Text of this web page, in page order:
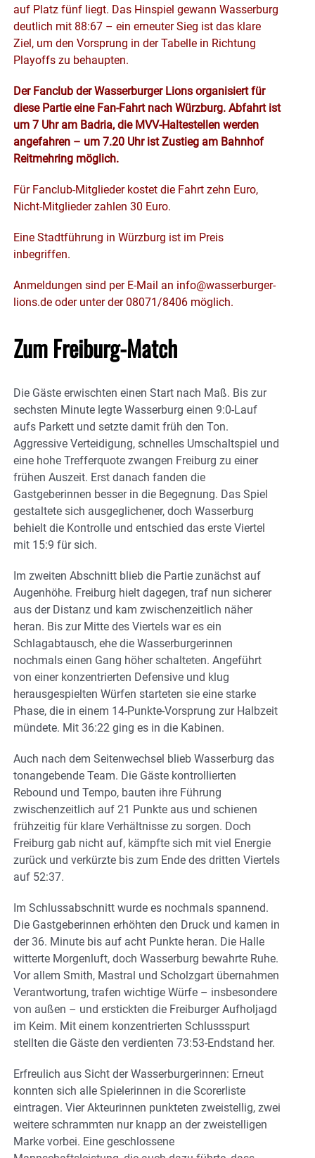
auf Platz fünf liegt. Das Hinspiel gewann Wasserburg
deutlich mit 88:67 – ein erneuter Sieg ist das klare
Ziel, um den Vorsprung in der Tabelle in Richtung
Playoffs zu behaupten.
Der Fanclub der Wasserburger Lions organisiert für
diese Partie eine Fan-Fahrt nach Würzburg. Abfahrt ist
um 7 Uhr am Badria, die MVV-Haltestellen werden
angefahren – um 7.20 Uhr ist Zustieg am Bahnhof
Reitmehring möglich.
Für Fanclub-Mitglieder kostet die Fahrt zehn Euro,
Nicht-Mitglieder zahlen 30 Euro.
Eine Stadtführung in Würzburg ist im Preis
inbegriffen.
Anmeldungen sind per E-Mail an info@wasserburger-
lions.de oder unter der 08071/8406 möglich.
Zum Freiburg-Match
Die Gäste erwischten einen Start nach Maß. Bis zur
sechsten Minute legte Wasserburg einen 9:0-Lauf
aufs Parkett und setzte damit früh den Ton.
Aggressive Verteidigung, schnelles Umschaltspiel und
eine hohe Trefferquote zwangen Freiburg zu einer
frühen Auszeit. Erst danach fanden die
Gastgeberinnen besser in die Begegnung. Das Spiel
gestaltete sich ausgeglichener, doch Wasserburg
behielt die Kontrolle und entschied das erste Viertel
mit 15:9 für sich.
Im zweiten Abschnitt blieb die Partie zunächst auf
Augenhöhe. Freiburg hielt dagegen, traf nun sicherer
aus der Distanz und kam zwischenzeitlich näher
heran. Bis zur Mitte des Viertels war es ein
Schlagabtausch, ehe die Wasserburgerinnen
nochmals einen Gang höher schalteten. Angeführt
von einer konzentrierten Defensive und klug
herausgespielten Würfen starteten sie eine starke
Phase, die in einem 14-Punkte-Vorsprung zur Halbzeit
mündete. Mit 36:22 ging es in die Kabinen.
Auch nach dem Seitenwechsel blieb Wasserburg das
tonangebende Team. Die Gäste kontrollierten
Rebound und Tempo, bauten ihre Führung
zwischenzeitlich auf 21 Punkte aus und schienen
frühzeitig für klare Verhältnisse zu sorgen. Doch
Freiburg gab nicht auf, kämpfte sich mit viel Energie
zurück und verkürzte bis zum Ende des dritten Viertels
auf 52:37.
Im Schlussabschnitt wurde es nochmals spannend.
Die Gastgeberinnen erhöhten den Druck und kamen in
der 36. Minute bis auf acht Punkte heran. Die Halle
witterte Morgenluft, doch Wasserburg bewahrte Ruhe.
Vor allem Smith, Mastral und Scholzgart übernahmen
Verantwortung, trafen wichtige Würfe – insbesondere
von außen – und erstickten die Freiburger Aufholjagd
im Keim. Mit einem konzentrierten Schlussspurt
stellten die Gäste den verdienten 73:53-Endstand her.
Erfreulich aus Sicht der Wasserburgerinnen: Erneut
konnten sich alle Spielerinnen in die Scorerliste
eintragen. Vier Akteurinnen punkteten zweistellig, zwei
weitere schrammten nur knapp an der zweistelligen
Marke vorbei. Eine geschlossene